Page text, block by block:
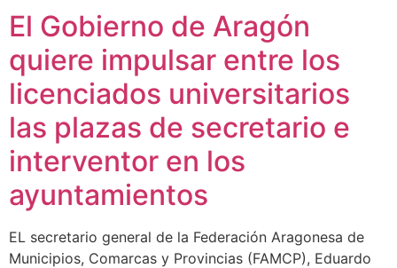
El Gobierno de Aragón
quiere impulsar entre los
licenciados universitarios
las plazas de secretario e
interventor en los
ayuntamientos
EL secretario general de la Federación Aragonesa de
Municipios, Comarcas y Provincias (FAMCP), Eduardo